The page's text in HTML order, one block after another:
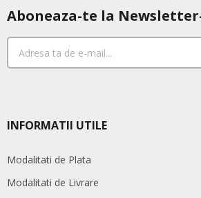
Aboneaza-te la
INFORMATII UTILE
Modalitati de Plata
Modalitati de Livrare